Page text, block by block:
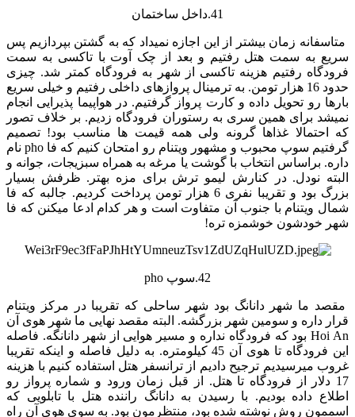
41.داخل ساختمان
متاسفانه زمان بیشتر از این اجازه نمیداد که به گشتن بپردازیم پس
سریع به سمت هتل رفتیم و بعد از چک آوت با تاکسی به سمت
فرودگاه رفتیم هزینه تاکسی از شهر به فرودگاه کمتر شد. چیزی
حدود 16 هزار تومن. به ترمینال پروازهای داخلی رفتیم و خیلی سریع
بارها رو تحویل داده و کارت پرواز گرفتیم. در هواپیما پذیرایی انجام
نمیشد برای همین سری به رستوران فرودگاه زدیم. بر خلاف تصور
که احتمالا غذاها گرونه ولی همه قیمت ها مناسب بود! تصمیم
گرفتیم سوپ محبوب و مشهور ویتنام رو امتحان کنیم که فا pho نام
داره. براساس انتخاب با گوشت یا مرغه به همراه سبزیجات، جوانه و
البته نودل. در کنارش لیمو ترش برای مزه بهتر. ظرفش بسیار
بزرگ بود و تقریبا نفری 6 هزار تومن پرداخت کردیم. جالبه که فا
شمال ویتنام با جنوب آن متفاوت است و هر کدام ادعا میکنن که فا
شهر خودشون خوشمزه تره!
42.سوپ pho
مقصد ما شهر دانانگ بود شهر ساحلی که تقریبا در مرکز ویتنام
قرار داره و سومین شهر بزرگشه. البته مقصد نهایی ما شهر هوی آن
Hoi An بود که فرودگاه نداره و مسیر هوایی از شهر دانانگه. فاصله
این فرودگاه تا هوی آن 45 کیلومتره. به دلیل فاصله و اینکه تقریبا
غروب میرسیدیم ترجیح دادیم از ترانسفر هتل استفاده کنیم با هزینه
17 دلار از فرودگاه تا هتل. از قبل زمان ورود و شماره پرواز رو
اطلاع داده بودیم. با رسیدن به دانانگ راننده هتل با تابلویی که
اسممون روش نوشته شده بود، منتظرمون بود. به سوی هوی آن راه